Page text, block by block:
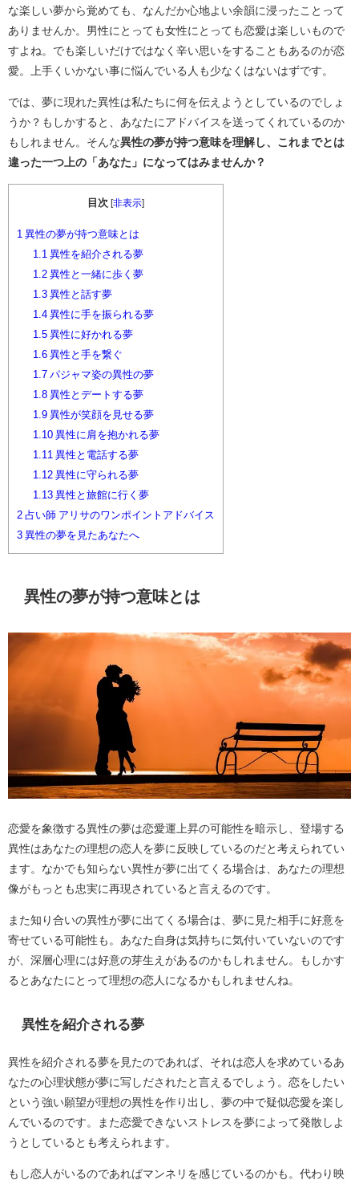
な楽しい夢から覚めても、なんだか心地よい余韻に浸ったことって
ありませんか。男性にとっても女性にとっても恋愛は楽しいもので
すよね。でも楽しいだけではなく辛い思いをすることもあるのが恋
愛。上手くいかない事に悩んでいる人も少なくはないはずです。
では、夢に現れた異性は私たちに何を伝えようとしているのでしょ
うか？もしかすると、あなたにアドバイスを送ってくれているのか
もしれません。そんな異性の夢が持つ意味を理解し、これまでとは
違った一つ上の「あなた」になってはみませんか？
目次 [非表示]
1 異性の夢が持つ意味とは
1.1 異性を紹介される夢
1.2異性と一緒に歩く夢
1.3異性と話す夢
1.4異性に手を振られる夢
1.5異性に好かれる夢
1.6異性と手を繋ぐ
1.7パジャマ姿の異性の夢
1.8異性とデートする夢
1.9異性が笑顔を見せる夢
1.10異性に肩を抱かれる夢
1.11 異性と電話する夢
1.12異性に守られる夢
1.13異性と旅館に行く夢
2 占い師 アリサのワンポイントアドバイス
3 異性の夢を見たあなたへ
異性の夢が持つ意味とは
恋愛を象徴する異性の夢は恋愛運上昇の可能性を暗示し、登場する
異性はあなたの理想の恋人を夢に反映しているのだと考えられてい
ます。なかでも知らない異性が夢に出てくる場合は、あなたの理想
像がもっとも忠実に再現されていると言えるのです。
また知り合いの異性が夢に出てくる場合は、夢に見た相手に好意を
寄せている可能性も。あなた自身は気持ちに気付いていないのです
が、深層心理には好意の芽生えがあるのかもしれません。もしかす
るとあなたにとって理想の恋人になるかもしれませんね。
異性を紹介される夢
異性を紹介される夢を見たのであれば、それは恋人を求めているあ
なたの心理状態が夢に写しだされたと言えるでしょう。恋をしたい
という強い願望が理想の異性を作り出し、夢の中で疑似恋愛を楽し
んでいるのです。また恋愛できないストレスを夢によって発散しよ
うとしているとも考えられます。
もし恋人がいるのであればマンネリを感じているのかも。代わり映